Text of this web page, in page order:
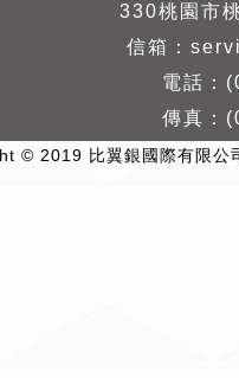
330桃園市
信箱：
電話：
傳真：
© 2019 比翼銀國際有限公